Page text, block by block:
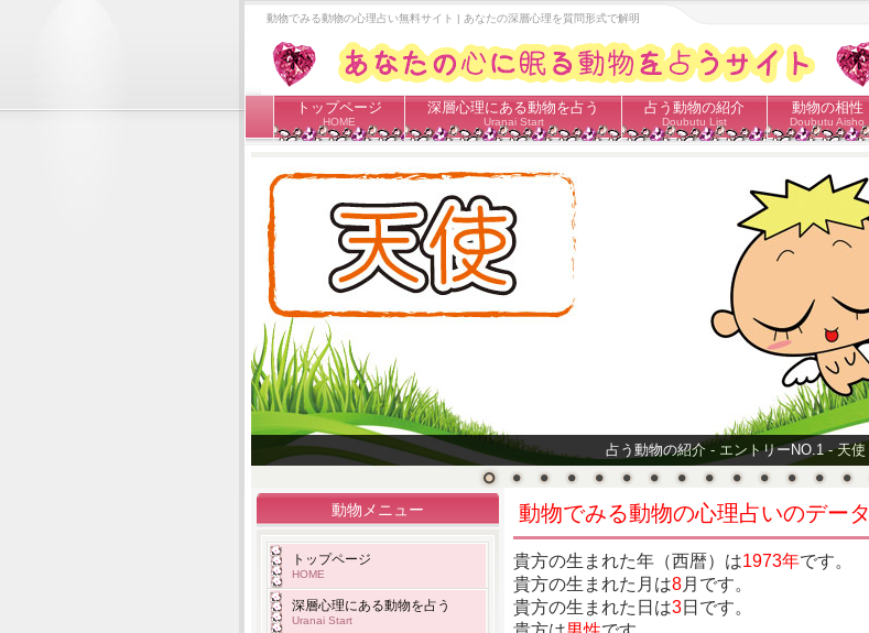
動物でみる動物の心理占い無料サイト | あなたの深層心理を質問形式で解明
トップページ
HOME
深層心理にある動物を占う
Uranai Start
占う動物の紹介
Doubutu List
動物の相性
Doubutu Aisho
占う動物の紹介 - エントリーNO.1 - 天使
動物でみる動物の心理占いのデータ
貴方の生まれた年（西暦）は1973年です。
貴方の生まれた月は8月です。
貴方の生まれた日は3日です。
動物メニュー
トップページ
HOME
深層心理にある動物を占う
Uranai Start